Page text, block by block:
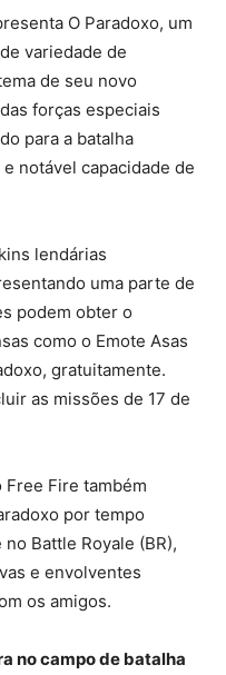
O Paradoxo, um
variedade de
de seu novo
forças especiais
para a batalha
notável capacidade de
lendárias
uma parte de
podem obter o
como o Emote Asas
gratuitamente.
as missões de 17 de
Free Fire também
por tempo
Battle Royale (BR),
e envolventes
os amigos.
no campo de batalha